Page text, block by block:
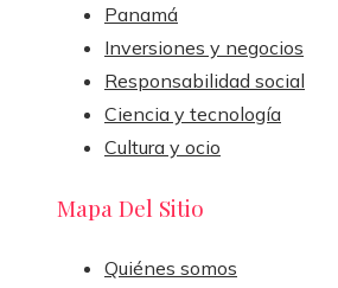
Panamá
Inversiones y negocios
Responsabilidad social
Ciencia y tecnología
Cultura y ocio
Mapa Del Sitio
Quiénes somos